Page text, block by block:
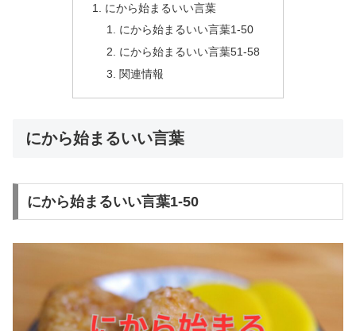
にから始まるいい言葉
にから始まるいい言葉1-50
にから始まるいい言葉51-58
関連情報
にから始まるいい言葉
にから始まるいい言葉1-50